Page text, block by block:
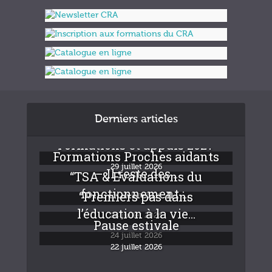
Derniers articles
Formations et appuis 2027
29 juillet 2026
Formations Proches aidants
– Il reste des...
24 juillet 2026
“TSA & Evaluations du
fonctionnement :...
24 juillet 2026
“Premiers pas dans
l’éducation à la vie...
24 juillet 2026
Pause estivale
22 juillet 2026